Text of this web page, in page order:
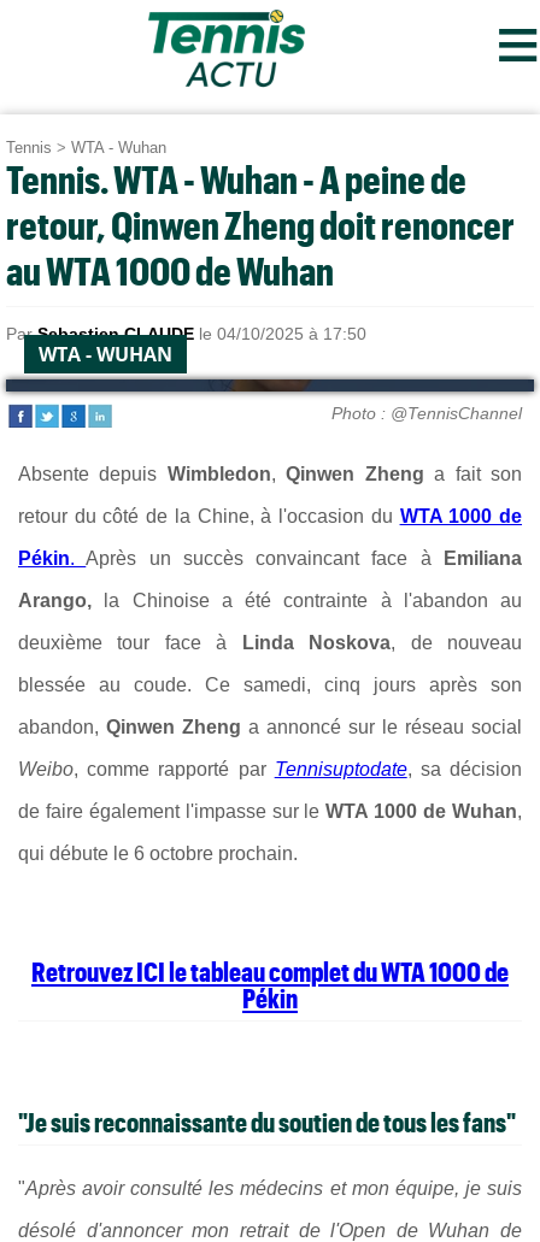
≡
Tennis > WTA - Wuhan
Tennis. WTA - Wuhan - A peine de
retour, Qinwen Zheng doit renoncer
au WTA 1000 de Wuhan
ParSebastien CLAUDE le 04/10/2025 à 17:50
WTA - WUHAN
Photo : @TennisChannel
Absente depuis Wimbledon,Qinwen Zheng a fait son
retour du côté de la Chine, à l'occasion du WTA 1000 de
Pékin.Après un succès convaincant face à Emiliana
Arango, la Chinoise a été contrainte à l'abandon au
deuxième tour face à Linda Noskova, de nouveau
blessée au coude. Ce samedi, cinq jours après son
abandon, Qinwen Zheng a annoncé sur le réseau social
Weibo, comme rapporté par Tennisuptodate, sa décision
de faire également l'impasse sur leWTA 1000 de Wuhan,
qui débute le 6 octobre prochain.
Retrouvez ICI le tableau complet du WTA 1000 de
Pékin
"Je suis reconnaissante du soutien de tous les fans"
"Après avoir consulté les médecins et mon équipe, je suis
désolé d'annoncer mon retrait de l'Open de Wuhan de